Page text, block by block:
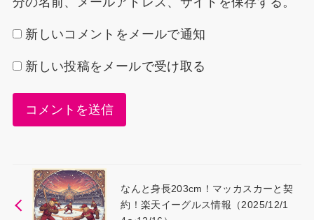
新しいコメントをメールで通知
新しい投稿をメールで受け取る
なんと身長203cm！マッカスカーと契
約！楽天イーグルス情報（2025/12/1